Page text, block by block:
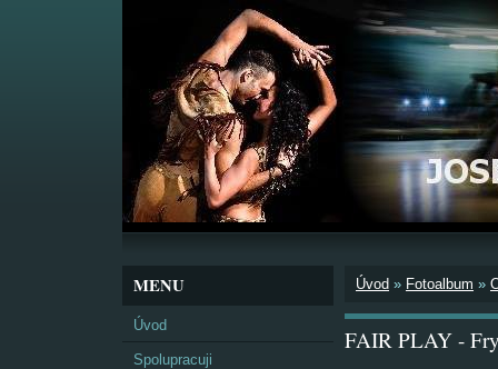
MENU
Úvod
Spolupracuji
Úvod » Fotoalbum »
FAIR PLAY -